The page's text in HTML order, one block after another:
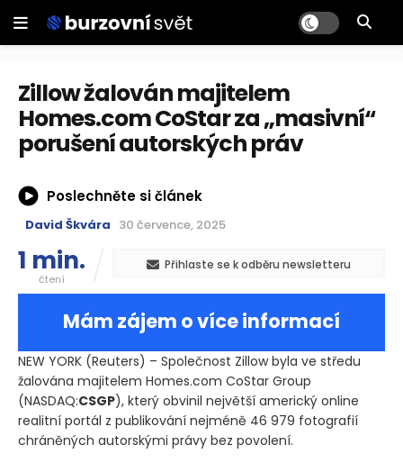
Zillow žalován majitelem
Homes.com CoStar za „masivní“
porušení autorských práv
Poslechněte si článek
David Škvára 30 července, 2025
1 min.
čtení
Přihlaste se k odběru newsletteru
Mám zájem o více informací
NEW YORK (Reuters) – Společnost Zillow byla ve středu
žalována majitelem Homes.com CoStar Group
(NASDAQ:CSGP), který obvinil největší americký online
realitní portál z publikování nejméně 46 979 fotografií
chráněných autorskými právy bez povolení.